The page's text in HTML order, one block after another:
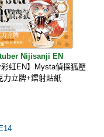
Nijisanji EN
彩虹EN】Mysta偵探狐壓
力立牌+鐳射貼紙